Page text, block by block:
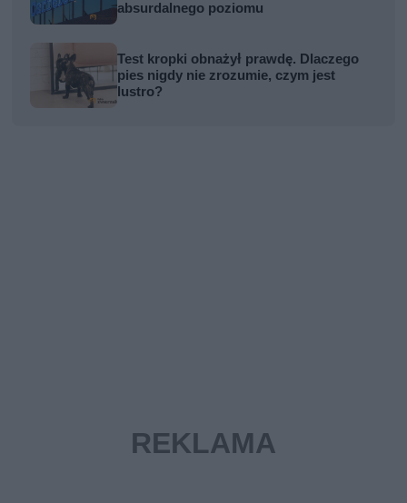
absurdalnego poziomu
Test kropki obnażył prawdę. Dlaczego
pies nigdy nie zrozumie, czym jest
lustro?